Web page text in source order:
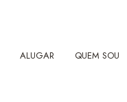
ALUGAR QUEM SOU